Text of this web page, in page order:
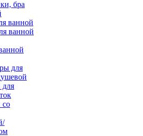
бра
ванной
ванной
для
для
со